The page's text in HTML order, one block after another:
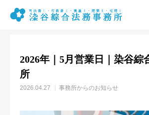
お知らせ 事務所からのお知らせ
2026年｜5月営業日｜染谷綜
所
2026.04.27 事務所からのお知らせ
電話予約
営業時間